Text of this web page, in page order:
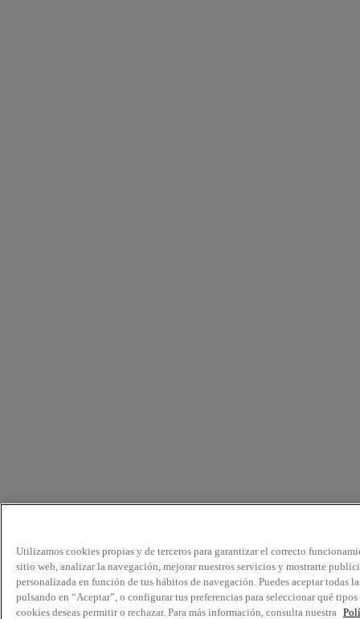
Utilizamos cookies propias y de terceros para garantizar el correcto
sitio web, analizar la navegación, mejorar nuestros servicios y mostrarte
personalizada en función de tus hábitos de navegación. Puedes aceptar todas
pulsando en “Aceptar”, o configurar tus preferencias para seleccionar qué tipos
cookies deseas permitir o rechazar. Para más información, consulta nuestra